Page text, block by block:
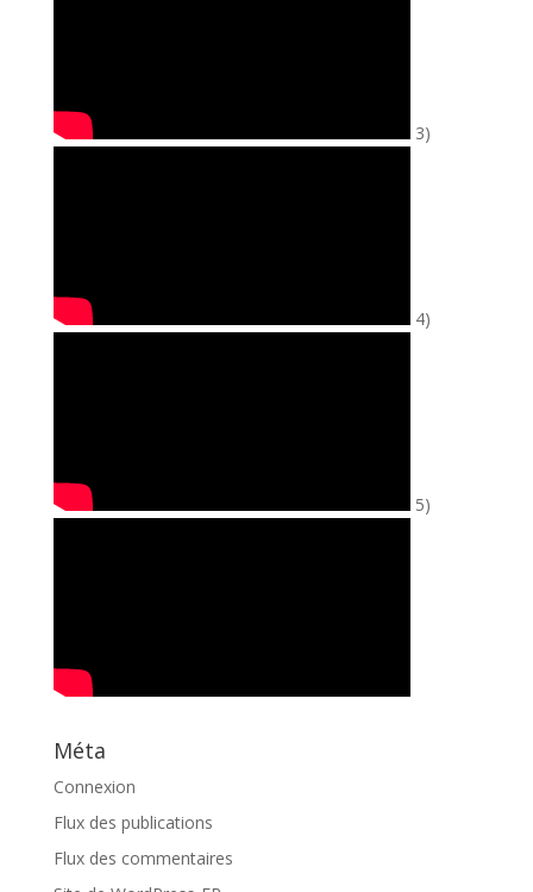
3)
4)
5)
Méta
Connexion
Flux des publications
Flux des commentaires